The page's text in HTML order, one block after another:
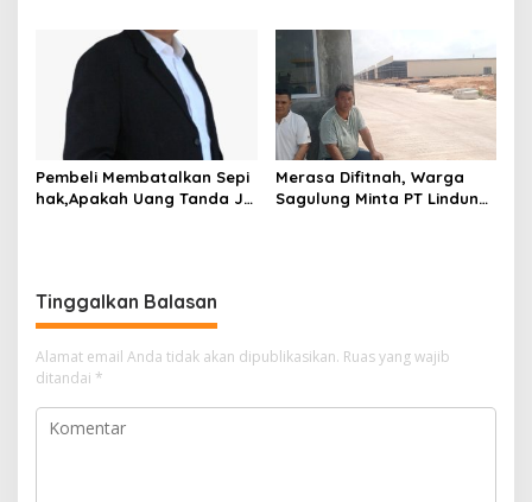
Dugaan Kekerasan Anak
Bersubsidi, Warga Resah
Terancam Bahaya
Kebakaran
Pembeli Membatalkan Sepi
hak,Apakah Uang Tanda Ja
Merasa Difitnah, Warga
Sagulung Minta PT Lindung
Tinggalkan Balasan
Alamat email Anda tidak akan dipublikasikan. Ruas yang wajib
ditandai *